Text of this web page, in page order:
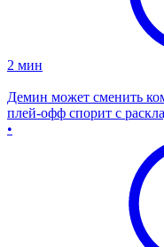
2 мин
Демин может сменить
плей-офф спорит с
•